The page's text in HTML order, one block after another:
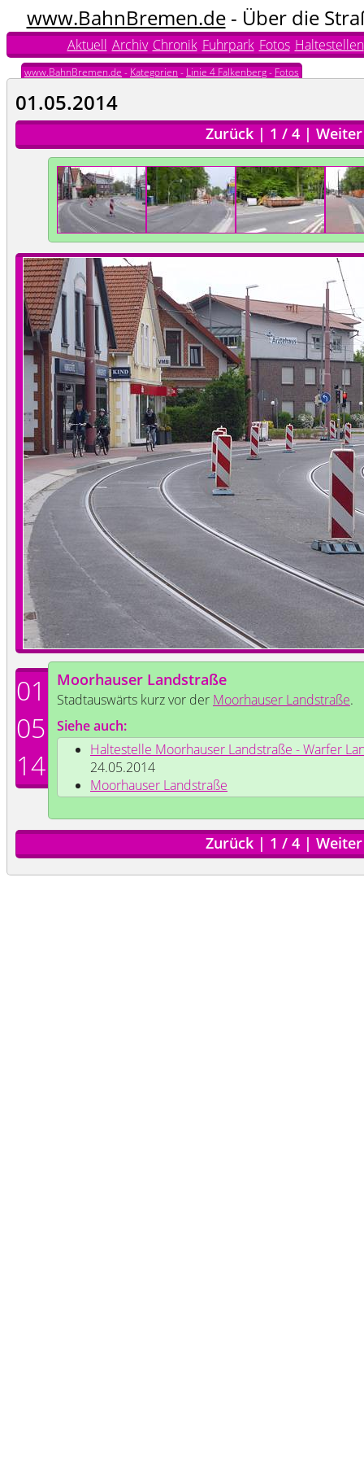
www.BahnBremen.de- Über die
Aktuell Archiv Chronik Fuhrpark Fotos Haltestellen
www.BahnBremen.de - Kategorien - Linie 4 Falkenberg- Fotos
01.05.2014
Zurück | 1 / 4 | Weiter
01
05
14
Moorhauser Landstraße
Stadtauswärts kurz vor der Moorhauser Landstraße.
Siehe auch:
Haltestelle Moorhauser Landstraße - Warfer
24.05.2014
Moorhauser Landstraße
Zurück | 1 / 4 | Weiter